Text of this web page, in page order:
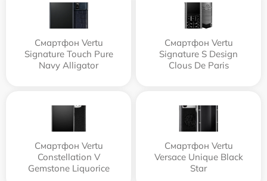
Смартфон Vertu
Signature Touch Pure
Navy Alligator
Смартфон Vertu
Signature S Design
Clous De Paris
Смартфон Vertu
Constellation V
Gemstone Liquorice
Смартфон Vertu
Versace Unique Black
Star